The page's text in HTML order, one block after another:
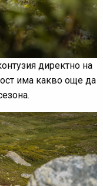
директно на
има какво още да